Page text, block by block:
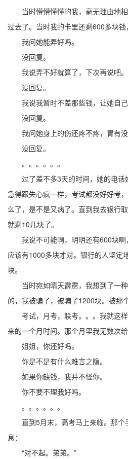
当时懵懵懂懂的我，毫无理由地
过去了。当时我的卡里还剩600多块钱
我问她能弄好吗。
没回复。
我说弄不好就算了，下次再说吧
没回复。
我说我暂时不差那些钱，让她自己
没回复。
我问她身上的伤还疼不疼，胃有没
没回复。
。。。。。。
过了差不多3天的时间，她的电
急得跟失心疯一样，考试都没好好考
么了，是不是又病了。直到我去银行
就剩10几块了。
我说不可能啊，明明还有600块啊
应该有1000多块才对。银行的人坚定
块。
当时宛如晴天霹雳，我想到了一
的，我被骗了，被骗了1200块。被那
考试，月考，联考。。。我就这
来的一个月时间。那个月里我无数次
姐姐，你还好吗。
你是不是有什么难言之隐。
如果你缺钱，我并不怪你。
你不要不理我好吗。
。。。。。。
直到5月末，高考马上来临。那
息：
“对不起。弟弟。”